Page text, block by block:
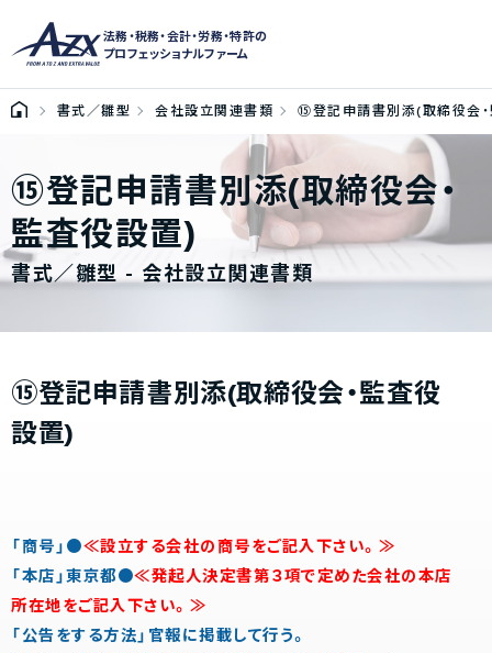
法務・税務・会計・労務・特許の
プロフェッショナルファーム
書式／雛型 会社設立関連書類 ⑮登記申請書別添(取締役会
⑮登記申請書別添(取締役会・
監査役設置)
書式／雛型 - 会社設立関連書類
⑮登記申請書別添(取締役会・監査役
設置)
「商号」●≪設立する会社の商号をご記入下さい。≫
「本店」東京都●≪発起人決定書第３項で定めた会社の本店
所在地をご記入下さい。≫
「公告をする方法」官報に掲載して行う。